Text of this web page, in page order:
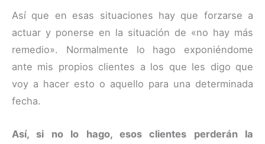
Así que en esas situaciones hay que forzarse a
actuar y ponerse en la situación de «no hay más
remedio». Normalmente lo hago exponiéndome
ante mis propios clientes a los que les digo que
voy a hacer esto o aquello para una determinada
fecha.
Así, si no lo hago, esos clientes perderán la